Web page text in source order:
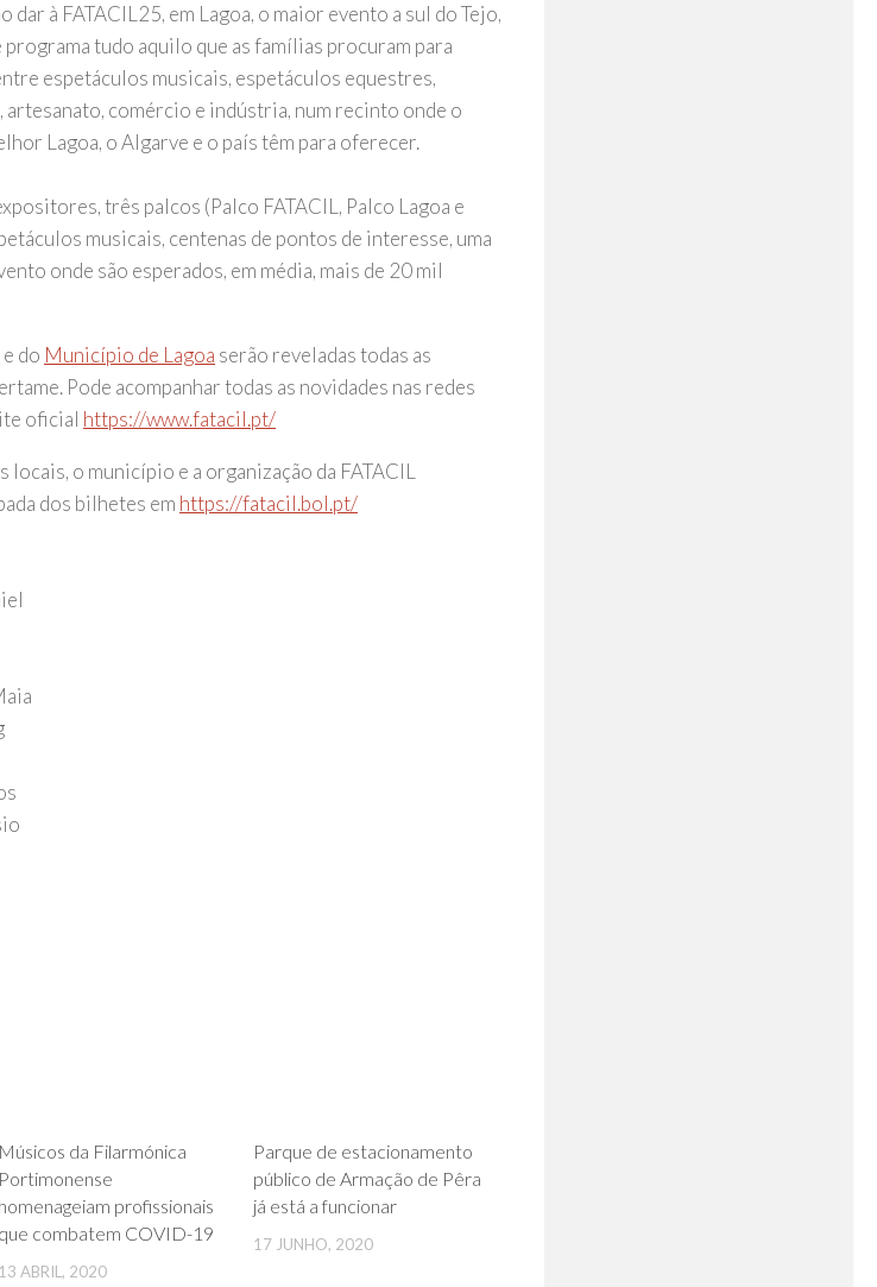
dar à FATACIL25, em Lagoa, o maior evento a sul do Tejo,
programa tudo aquilo que as famílias procuram para
espetáculos musicais, espetáculos equestres,
artesanato, comércio e indústria, num recinto onde o
Lagoa, o Algarve e o país têm para oferecer.
três palcos (Palco FATACIL, Palco Lagoa e
musicais, centenas de pontos de interesse, uma
onde são esperados, em média, mais de 20 mil
e do Município de Lagoa serão reveladas todas as
Pode acompanhar todas as novidades nas redes
oficial https://www.fatacil.pt/
o município e a organização da FATACIL
dos bilhetes em https://fatacil.bol.pt/
Músicos da Filarmónica
Portimonense
homenageiam profissionais
que combatem COVID-19
13 ABRIL, 2020
Parque de estacionamento
público de Armação de Pêra
já está a funcionar
17 JUNHO, 2020